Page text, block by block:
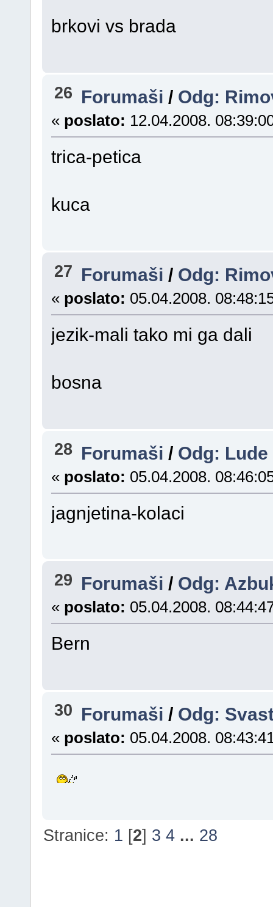
brkovi vs brada
26 Forumaši / Odg:
« poslato: 12.04.2008.
trica-petica
kuca
27 Forumaši / Odg:
« poslato: 05.04.2008.
jezik-mali tako mi ga dali
bosna
28 Forumaši / Odg:
« poslato: 05.04.2008.
jagnjetina-kolaci
29 Forumaši / Odg:
« poslato: 05.04.2008.
Bern
30 Forumaši / Odg:
« poslato: 05.04.2008.
Stranice: 1 [2] 3 4 ... 28